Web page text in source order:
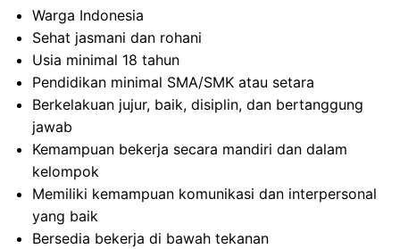
Warga Indonesia
Sehat jasmani dan rohani
Usia minimal 18 tahun
Pendidikan minimal SMA/SMK atau setara
Berkelakuan jujur, baik, disiplin, dan bertanggung
jawab
Kemampuan bekerja secara mandiri dan dalam
kelompok
Memiliki kemampuan komunikasi dan interpersonal
yang baik
Bersedia bekerja di bawah tekanan